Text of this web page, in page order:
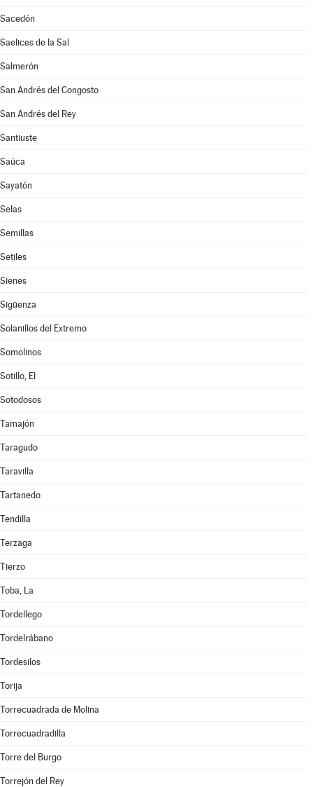
Sacedón
Saelices de la Sal
Salmerón
San Andrés del Congosto
San Andrés del Rey
Santiuste
Saúca
Sayatón
Selas
Semillas
Setiles
Sienes
Sigüenza
Solanillos del Extremo
Somolinos
Sotillo, El
Sotodosos
Tamajón
Taragudo
Taravilla
Tartanedo
Tendilla
Terzaga
Tierzo
Toba, La
Tordellego
Tordelrábano
Tordesilos
Torija
Torrecuadrada de Molina
Torrecuadradilla
Torre del Burgo
Torrejón del Rey